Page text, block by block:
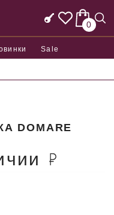
0
Sale
маленькие сумки
DOMARE